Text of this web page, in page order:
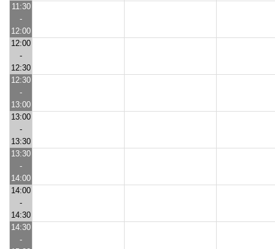
11:30
-
12:00
12:00
-
12:30
12:30
-
13:00
13:00
-
13:30
13:30
-
14:00
14:00
-
14:30
14:30
-